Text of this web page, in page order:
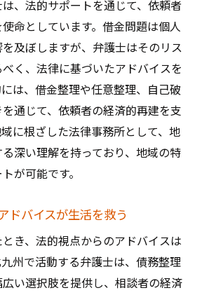
、法的サポートを通じて、依頼者
命としています。借金問題は個人
及ぼしますが、弁護士はそのリス
く、法律に基づいたアドバイスを
は、借金整理や任意整理、自己破
通じて、依頼者の経済的再建を支
に根ざした法律事務所として、地
深い理解を持っており、地域の特
が可能です。
ドバイスが生活を救う
き、法的視点からのアドバイスは
州で活動する弁護士は、債務整理
い選択肢を提供し、相談者の経済